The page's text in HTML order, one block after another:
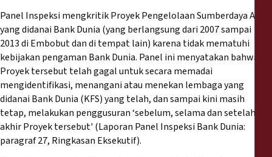
Panel Inspeksi mengkritik Proyek Pengelolaan Sumberdaya Alam
yang didanai Bank Dunia (yang berlangsung dari 2007 sampai
2013 di Embobut dan di tempat lain) karena tidak mematuhi
kebijakan pengaman Bank Dunia. Panel ini menyatakan bahwa
Proyek tersebut telah gagal untuk secara memadai
mengidentifikasi, menangani atau menekan lembaga yang
didanai Bank Dunia (KFS) yang telah, dan sampai kini masih
tetap, melakukan penggusuran ‘sebelum, selama dan setelah
akhir Proyek tersebut' (Laporan Panel Inspeksi Bank Dunia:
paragraf 27, Ringkasan Eksekutif).